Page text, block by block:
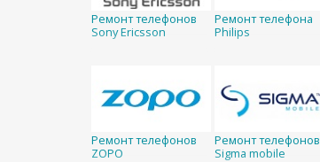
Ремонт телефонов
Sony Ericsson
Ремонт телефона
Philips
Ремонт телефонов
ZOPO
Ремонт телефонов
Sigma mobile